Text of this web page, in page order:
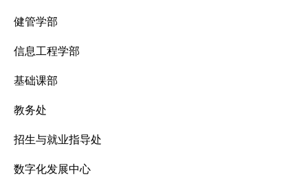
健管学部
信息工程学部
基础课部
教务处
招生与就业指导处
数字化发展中心